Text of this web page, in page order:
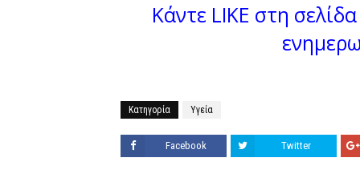
Κάντε LIKE στη
Κατηγορία Υγεία
Facebook Twitter